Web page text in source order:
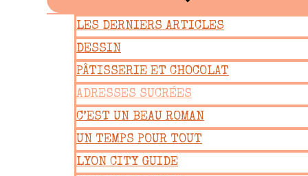
LES DERNIERS ARTICLES
DESSIN
PÂTISSERIE ET CHOCOLAT
ADRESSES SUCRÉES
C’EST UN BEAU ROMAN
UN TEMPS POUR TOUT
LYON CITY GUIDE